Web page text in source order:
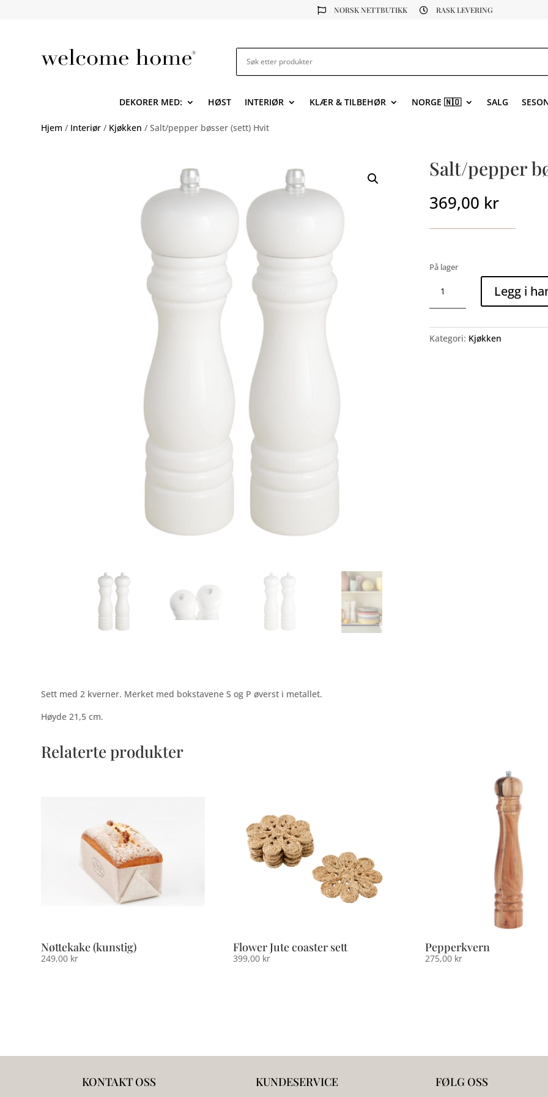
 NORSK NETTBUTIKK  RASK LEVERING
DEKORER MED: HØST INTERIØR KLÆR & TILBEHØR NORGE 🇳🇴 SALG
Hjem / Interiør / Kjøkken / Salt/pepper bøsser (sett) Hvit
Salt/pepper
369,00 kr
På lager
bøsser
(sett)
antall
Legg i
Kategori: Kjøkken
Sett med 2 kverner. Merket med bokstavene S og P øverst i metallet.
Høyde 21,5 cm.
Relaterte produkter
Nøttekake (kunstig)
249,00 kr
Flower Jute coaster sett
399,00 kr
Pepperkvern
275,00 kr
KONTAKT OSS KUNDESERVICE FØLG OSS